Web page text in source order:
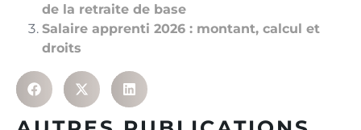
de la retraite de base
Salaire apprenti 2026 : montant, calcul et
droits